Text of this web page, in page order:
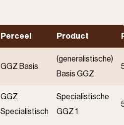
Perceel Product
GGZ Basis
(generalistische)
Basis GGZ
GGZ
Specialistisch
Specialistische
GGZ 1